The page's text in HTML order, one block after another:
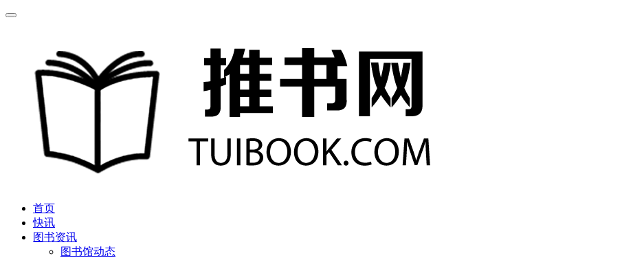
首页
快讯
图书资讯
图书馆动态